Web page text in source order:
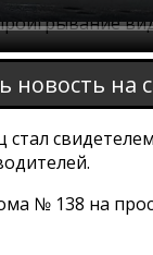
новость на
стал
№ 138 на